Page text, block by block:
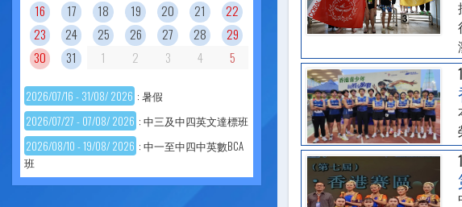
16
17 18 19 20 21
22
23
24 25 26 27 28
29
30
31 1 2 3 4 5
2026/07/16 - 31/08/ 2026 : 暑假
2026/07/27 - 07/08/ 2026 : 中三及中四英文達標班
2026/08/10 - 19/08/ 2026 : 中一至中四中英數BCA
班
2026/08/10 - 28/08/ 2026: 中五級中英文達標班